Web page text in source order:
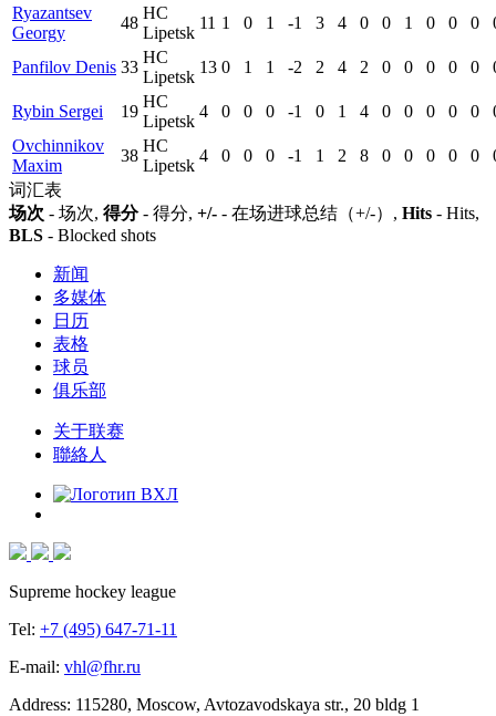
Ryazantsev
Georgy
48
HC
Lipetsk
11 1 0 1 -1 3 4 0 0 1 0 0 0
Panfilov Denis 33
HC
Lipetsk
13 0 1 1 -2 2 4 2 0 0 0 0 0
Rybin Sergei 19
HC
Lipetsk
4 0 0 0 -1 0 1 4 0 0 0 0 0
Ovchinnikov
Maxim
38
HC
Lipetsk
4 0 0 0 -1 1 2 8 0 0 0 0 0
词汇表
场次 - 场次, 得分- 得分, +/- - 在场进球总结（+/-）, Hits - Hits,
BLS - Blocked shots
新闻
多媒体
日历
表格
球员
俱乐部
关于联赛
聯絡人
Supreme hockey league
Tel: +7 (495) 647-71-11
E-mail: vhl@fhr.ru
Address: 115280, Moscow, Avtozavodskaya str., 20 bldg 1